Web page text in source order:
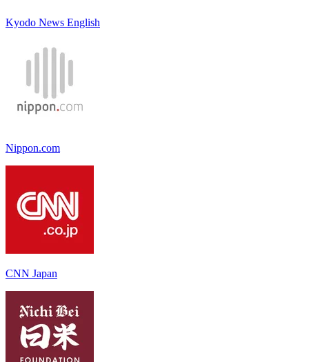
Kyodo News English
Nippon.com
CNN Japan